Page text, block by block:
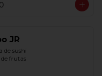
JR
de sushi
frutas